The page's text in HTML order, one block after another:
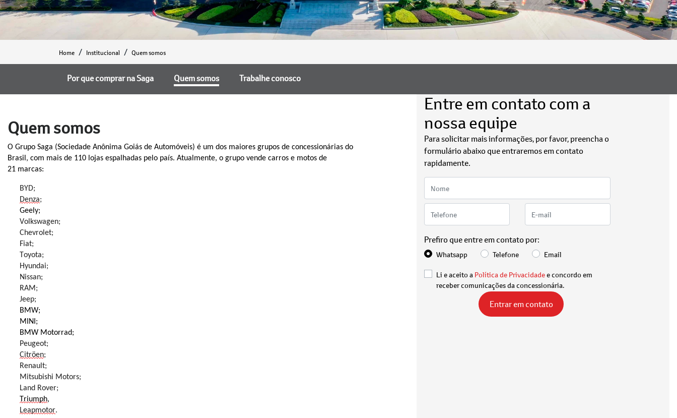
Home Institucional Quem somos
Por que comprar na Saga Quem somos Trabalhe conosco
Quem somos
O Grupo Saga (Sociedade Anônima Goiás de Automóveis) é um dos maiores grupos de concessionárias do
Brasil, com mais de 110 lojas espalhadas pelo país. Atualmente, o grupo vende carros e motos de
21 marcas:
BYD;
Denza;
Geely;
Volkswagen;
Chevrolet;
Fiat;
Toyota;
Hyundai;
Nissan;
RAM;
Jeep;
BMW;
MINI;
BMW Motorrad;
Peugeot;
Citröen;
Renault;
Mitsubishi Motors;
Land Rover;
Triumph,
Leapmotor.
Entre em contato com a
nossa equipe
Para solicitar mais informações, por favor, preencha o
formulário abaixo que entraremos em contato
rapidamente.
Prefiro que entre em contato por:
Whatsapp Telefone Email
Li e aceito a Política de Privacidadee concordo em
receber comunicações da concessionária.
Entrar em contato